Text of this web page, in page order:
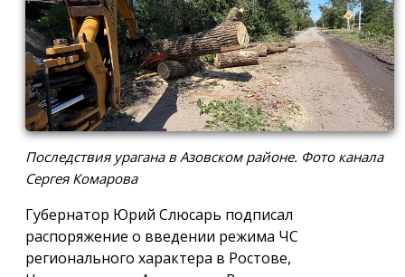
Последствия урагана в Азовском районе. Фото канала
Сергея Комарова
Губернатор Юрий Слюсарь подписал
распоряжение о введении режима ЧС
регионального характера в Ростове,